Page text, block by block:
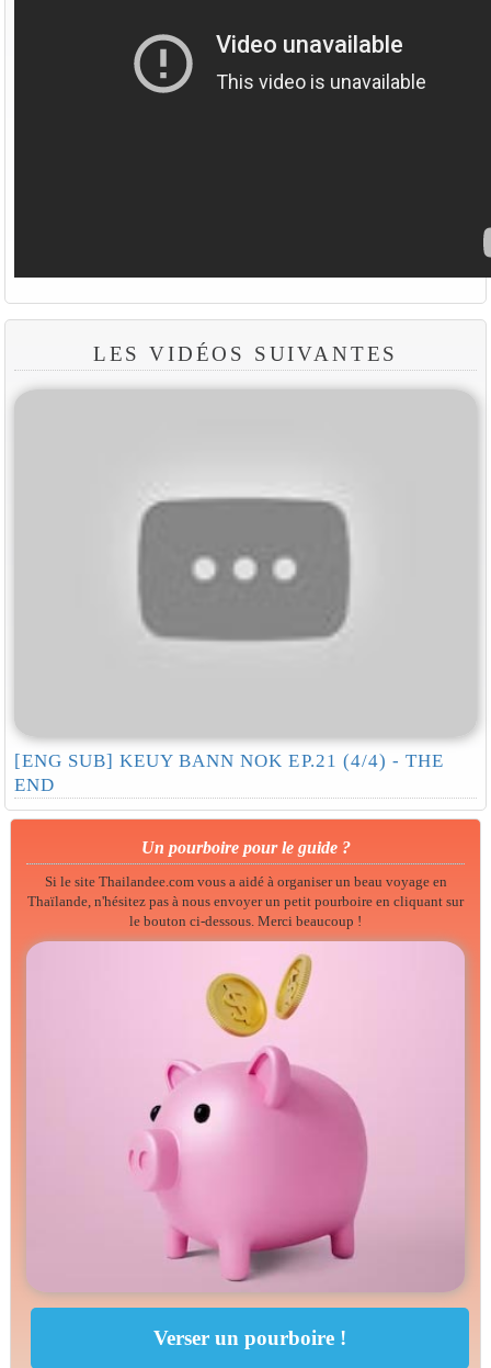
LES VIDÉOS SUIVANTES
[ENG SUB] KEUY BANN NOK EP.21 (4/4) - THE
END
Un pourboire pour le guide ?
Si le site Thailandee.com vous a aidé à organiser un beau voyage en
Thaïlande, n'hésitez pas à nous envoyer un petit pourboire en cliquant sur
le bouton ci-dessous. Merci beaucoup !